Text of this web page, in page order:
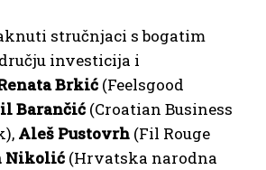
stručnjaci s bogatim
investicija i
Brkić (Feelsgood
Barančić (Croatian Business
Aleš Pustovrh (Fil Rouge
Nikolić (Hrvatska narodna